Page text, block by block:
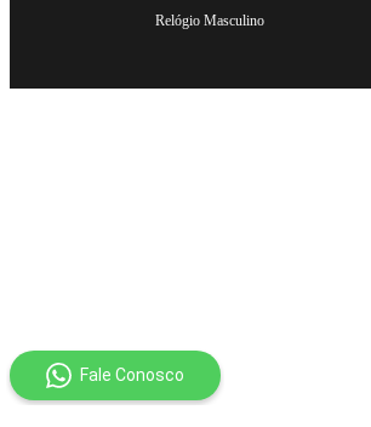
Relógio Masculino